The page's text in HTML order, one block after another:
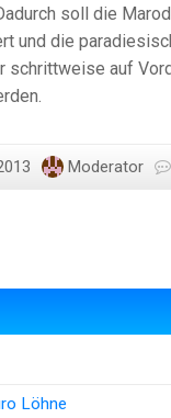
soll die
und die
schrittweise auf
Moderator
Löhne